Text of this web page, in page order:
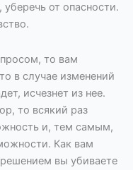
уберечь от опасности.
то вам
в случае изменений
исчезнет из нее.
то всякий раз
и, тем самым,
Как вам
вы убиваете